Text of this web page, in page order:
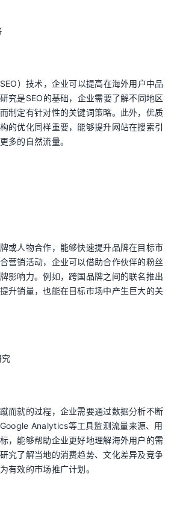
）技术，企业可以提高在海外用户中品
究是SEO的基础，企业需要了解不同地区
制定有针对性的关键词策略。此外，优质
的优化同样重要，能够提升网站在搜索引
多的自然流量。
或人物合作，能够快速提升品牌在目标市
营销活动，企业可以借助合作伙伴的粉丝
影响力。例如，跨国品牌之间的联名推出
升销量，也能在目标市场中产生巨大的关
而就的过程，企业需要通过数据分析不断
Analytics等工具监测流量来源、用
，能够帮助企业更好地理解海外用户的需
究了解当地的消费趋势、文化差异及竞争
有效的市场推广计划。